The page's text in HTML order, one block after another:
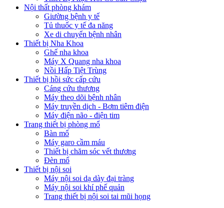
Nội thất phòng khám
Giường bệnh y tế
Tủ thuốc y tế đa năng
Xe di chuyển bệnh nhân
Thiết bị Nha Khoa
Ghế nha khoa
Máy X Quang nha khoa
Nồi Hấp Tiệt Trùng
Thiết bị hồi sức cấp cứu
Cáng cứu thương
Máy theo dõi bệnh nhân
Máy truyền dịch - Bơm tiêm điện
Máy điện não - điện tim
Trang thiết bị phòng mổ
Bàn mổ
Máy garo cầm máu
Thiết bị chăm sóc vết thương
Đèn mổ
Thiết bị nội soi
Máy nội soi dạ dày đại tràng
Máy nội soi khí phế quản
Trang thiết bị nội soi tai mũi họng